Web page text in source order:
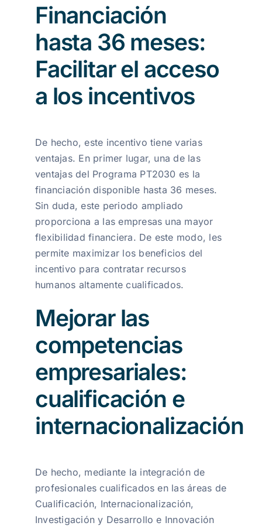
Financiación
hasta 36 meses:
Facilitar el acceso
a los incentivos
De hecho, este incentivo tiene varias
ventajas. En primer lugar, una de las
ventajas del Programa PT2030 es la
financiación disponible hasta 36 meses.
Sin duda, este periodo ampliado
proporciona a las empresas una mayor
flexibilidad financiera. De este modo, les
permite maximizar los beneficios del
incentivo para contratar recursos
humanos altamente cualificados.
Mejorar las
competencias
empresariales:
cualificación e
internacionalización
De hecho, mediante la integración de
profesionales cualificados en las áreas de
Cualificación, Internacionalización,
Investigación y Desarrollo e Innovación